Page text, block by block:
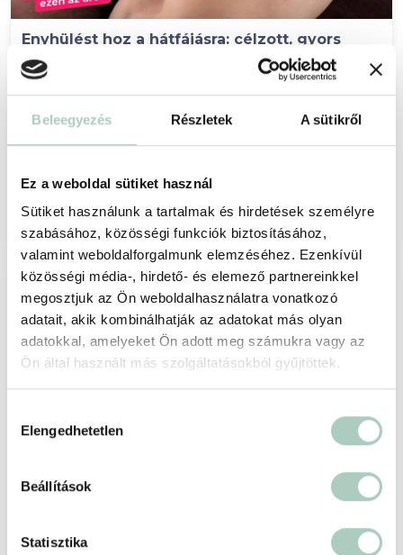
Beleegyezés Részletek A sütikről
Ez a weboldal sütiket használ
Sütiket használunk a tartalmak és hirdetések személyre
szabásához, közösségi funkciók biztosításához,
valamint weboldalforgalmunk elemzéséhez. Ezenkívül
közösségi média-, hirdető- és elemező partnereinkkel
megosztjuk az Ön weboldalhasználatra vonatkozó
adatait, akik kombinálhatják az adatokat más olyan
adatokkal, amelyeket Ön adott meg számukra vagy az
Ön által használt más szolgáltatásokból gyűjtöttek.
kiválasztása
Elengedhetetlen
Beállítások
Statisztika
Enyhülést hoz a hátfájásra: célzott, gyors
gyógymasszázs
1011 Budapest Corvin tér 2.
-61 %
Fájdalommentes bőrtisztítás: HydroFacial